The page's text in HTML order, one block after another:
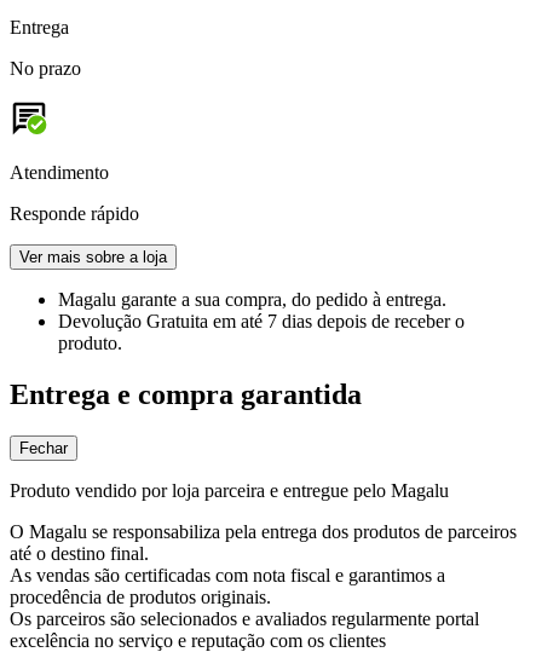
Entrega
No prazo
Atendimento
Responde rápido
Ver mais sobre a loja
Magalu garante a sua compra, do pedido à entrega.
Devolução Gratuita em até 7 dias depois de receber o
produto.
Entrega e compra garantida
Fechar
Produto vendido por loja parceira e entregue pelo Magalu
O Magalu se responsabiliza pela entrega dos produtos de parceiros
até o destino final.
As vendas são certificadas com nota fiscal e garantimos a
procedência de produtos originais.
Os parceiros são selecionados e avaliados regularmente portal
excelência no serviço e reputação com os clientes